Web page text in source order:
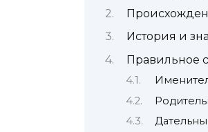
История и
Правильное